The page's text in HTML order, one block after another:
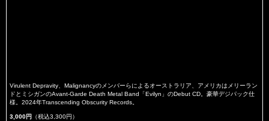
Virulent Depravity、Malignancyのメンバーらによるオーストラリア、アメリカはメリーラン
ドとミシガンのAvant-Garde Death Metal Band「Evilyn」のDebut CD。豪華デジパック仕
様。2024年Transcending Obscurity Records。
3,000円 （税込3,300円）